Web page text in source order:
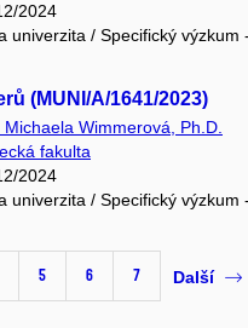
2024
univerzita / Specifický
(MUNI/A/1641/2023)
Michaela Wimmerová, Ph.D.
fakulta
2024
univerzita / Specifický
5 6 7 Další